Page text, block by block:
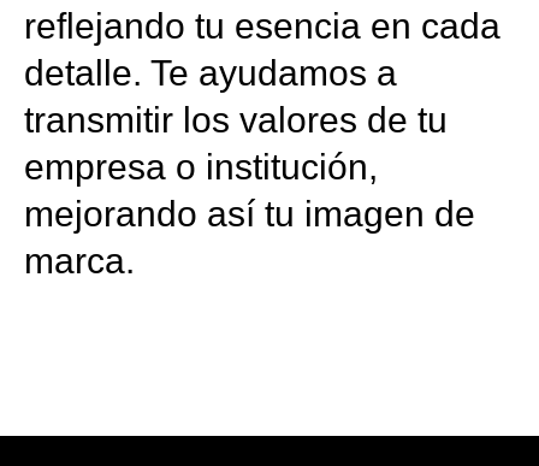
reflejando tu esencia en cada
detalle. Te ayudamos a
transmitir los valores de tu
empresa o institución,
mejorando así tu imagen de
marca.